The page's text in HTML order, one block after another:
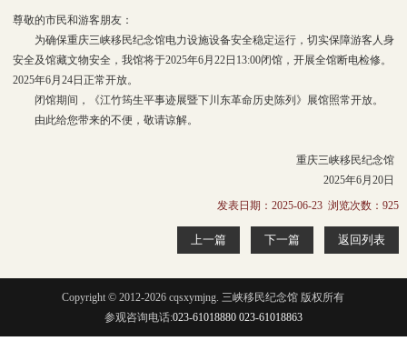
尊敬的市民和游客朋友：
为确保重庆三峡移民纪念馆电力设施设备安全稳定运行，切实保障游客人身
安全及馆藏文物安全，我馆将于2025年6月22日13:00闭馆，开展全馆断电检修。
2025年6月24日正常开放。
闭馆期间，《江竹筠生平事迹展暨下川东革命历史陈列》展馆照常开放。
由此给您带来的不便，敬请谅解。
重庆三峡移民纪念馆
2025年6月20日
发表日期：2025-06-23 浏览次数：925
上一篇 下一篇 返回列表
Copyright © 2012-2026 cqsxymjng. 三峡移民纪念馆 版权所有
参观咨询电话:023-61018880 023-61018863